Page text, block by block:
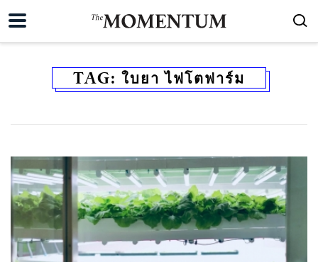
TAG: ใบยา ไฟโตฟาร์ม